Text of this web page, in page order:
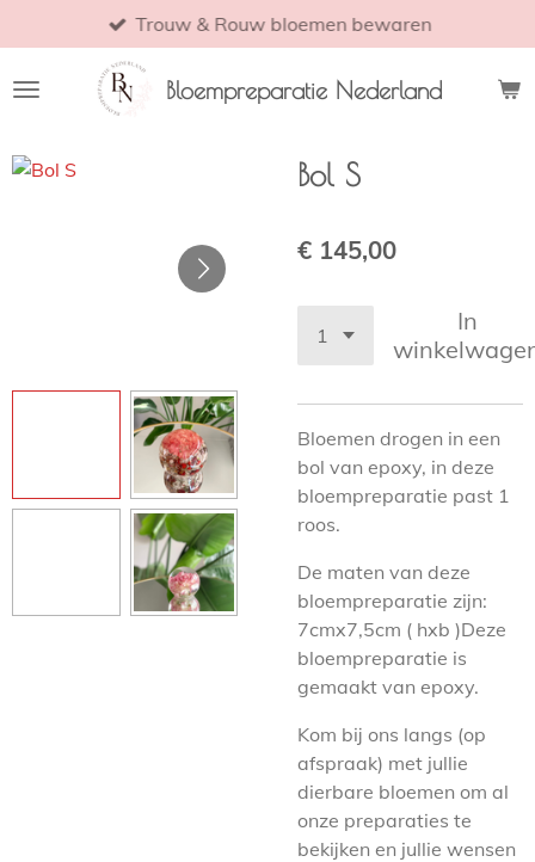
direct
naar
Bloempreparatie Nederland
Trouw & Rouw bloemen bewaren
Bol S
€ 145,00
In
Bloemen drogen in een
bol van epoxy, in deze
bloempreparatie past 1
roos.
De maten van deze
bloempreparatie zijn:
7cmx7,5cm ( hxb )Deze
bloempreparatie is
gemaakt van epoxy.
Kom bij ons langs (op
afspraak) met jullie
dierbare bloemen om al
onze preparaties te
bekijken en jullie wensen